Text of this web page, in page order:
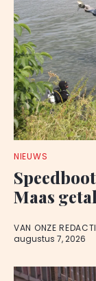
NIEUWS
Maas
VAN ONZE
augustus 7, 2026